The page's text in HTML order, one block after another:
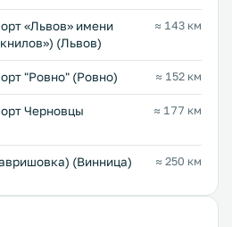
«Львов» имени
(Львов)
≈ 143 км
"Ровно" (Ровно) ≈ 152 км
Черновцы
≈ 177 км
(Винница) ≈ 250 км